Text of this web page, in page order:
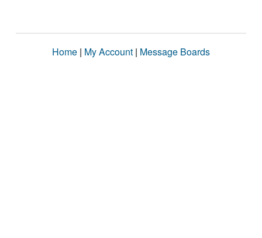
Home | My Account | Message Boards